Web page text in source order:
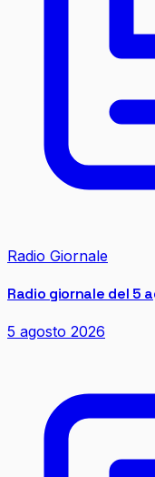
Radio Giornale
Radio giornale del 5
5 agosto 2026